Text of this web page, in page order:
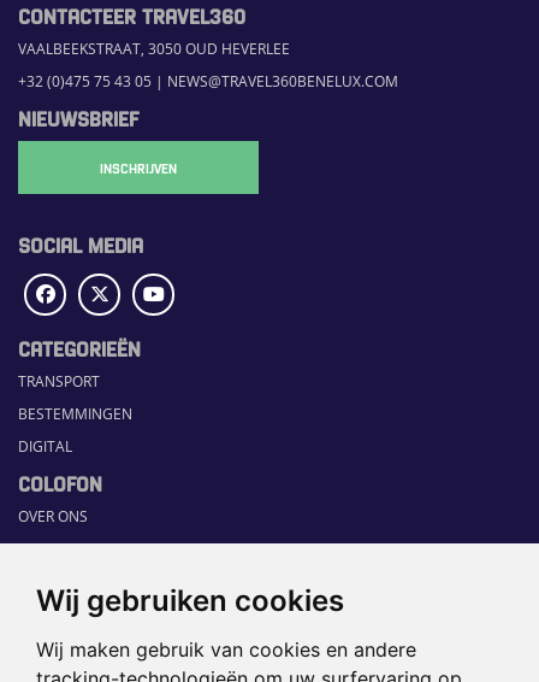
Wij gebruiken cookies
Wij maken gebruik van cookies en andere
CONTACTEER TRAVEL360
VAALBEEKSTRAAT, 3050 OUD HEVERLEE
+32 (0)475 75 43 05 | NEWS@TRAVEL360BENELUX.COM
NIEUWSBRIEF
INSCHRIJVEN
SOCIAL MEDIA
CATEGORIEËN
TRANSPORT
BESTEMMINGEN
DIGITAL
COLOFON
OVER ONS
COMMUNICATION PLATFORM
RUBRIEKEN
HOME